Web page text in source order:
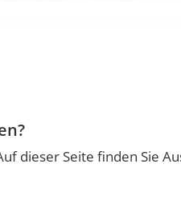
dieser Seite finden Sie